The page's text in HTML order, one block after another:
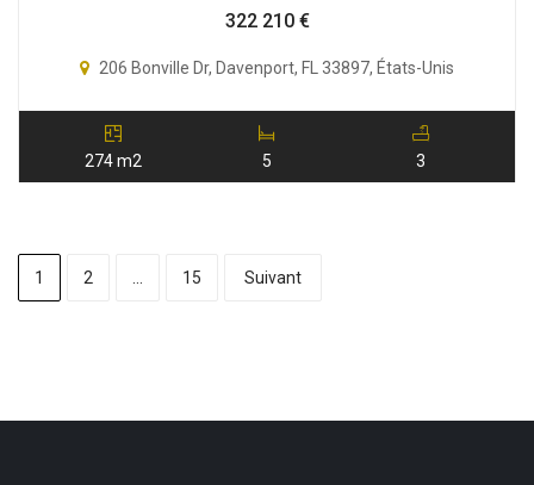
322 210 €
206 Bonville Dr, Davenport, FL 33897, États-Unis
274 m2 5 3
1 2 … 15 Suivant